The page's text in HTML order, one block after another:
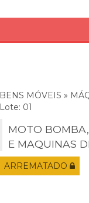
BENS MÓVEIS »
Lote: 01
MOTO
E MAQUINAS
ARREMATADO